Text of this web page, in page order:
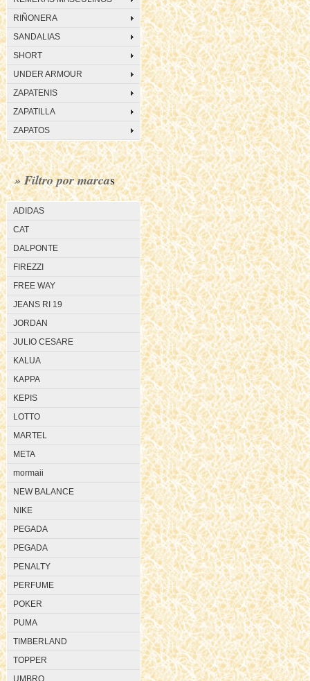
RIÑONERA
SANDALIAS
SHORT
UNDER ARMOUR
ZAPATENIS
ZAPATILLA
ZAPATOS
» Filtro por marcas
ADIDAS
CAT
DALPONTE
FIREZZI
FREE WAY
JEANS RI 19
JORDAN
JULIO CESARE
KALUA
KAPPA
KEPIS
LOTTO
MARTEL
META
mormaii
NEW BALANCE
NIKE
PEGADA
PEGADA
PENALTY
PERFUME
POKER
PUMA
TIMBERLAND
TOPPER
UMBRO